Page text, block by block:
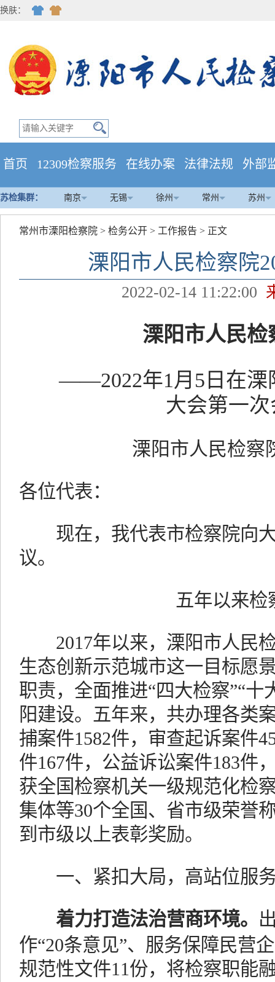
换肤：
首页 12309检察服务 在线办案 法律法规 外部
苏检集群： 南京 无锡 徐州 常州 苏州
常州市溧阳检察院 > 检务公开 > 工作报告 > 正文
溧阳市人民检察院
2022-02-14 11:22:00
溧阳市人民检
——2022年1月5日在溧
大会第一
溧阳市人民检察
各位代表：
现在，我代表市检察院向大
议。
五年以来检
2017年以来，溧阳市人民
生态创新示范城市这一目标愿
职责，全面推进“四大检察”“十
阳建设。五年来，共办理各类
捕案件1582件，审查起诉案件
件167件，公益诉讼案件183件
获全国检察机关一级规范化检
集体等30个全国、省市级荣誉
到市级以上表彰奖励。
一、紧扣大局，高站位服
着力打造法治营商环境。
作“20条意见”、服务保障民营
规范性文件11份，将检察职能